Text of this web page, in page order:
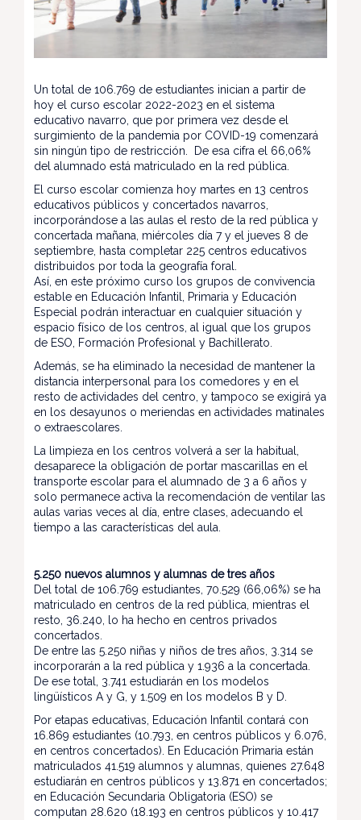
Un total de 106.769 de estudiantes inician a partir de
hoy el curso escolar 2022-2023 en el sistema
educativo navarro, que por primera vez desde el
surgimiento de la pandemia por COVID-19 comenzará
sin ningún tipo de restricción. De esa cifra el 66,06%
del alumnado está matriculado en la red pública.
El curso escolar comienza hoy martes en 13 centros
educativos públicos y concertados navarros,
incorporándose a las aulas el resto de la red pública y
concertada mañana, miércoles día 7 y el jueves 8 de
septiembre, hasta completar 225 centros educativos
distribuidos por toda la geografía foral.
Así, en este próximo curso los grupos de convivencia
estable en Educación Infantil, Primaria y Educación
Especial podrán interactuar en cualquier situación y
espacio físico de los centros, al igual que los grupos
de ESO, Formación Profesional y Bachillerato.
Además, se ha eliminado la necesidad de mantener la
distancia interpersonal para los comedores y en el
resto de actividades del centro, y tampoco se exigirá ya
en los desayunos o meriendas en actividades matinales
o extraescolares.
La limpieza en los centros volverá a ser la habitual,
desaparece la obligación de portar mascarillas en el
transporte escolar para el alumnado de 3 a 6 años y
solo permanece activa la recomendación de ventilar las
aulas varias veces al día, entre clases, adecuando el
tiempo a las características del aula.
5.250 nuevos alumnos y alumnas de tres años
Del total de 106.769 estudiantes, 70.529 (66,06%) se ha
matriculado en centros de la red pública, mientras el
resto, 36.240, lo ha hecho en centros privados
concertados.
De entre las 5.250 niñas y niños de tres años, 3.314 se
incorporarán a la red pública y 1.936 a la concertada.
De ese total, 3.741 estudiarán en los modelos
lingüísticos A y G, y 1.509 en los modelos B y D.
Por etapas educativas, Educación Infantil contará con
16.869 estudiantes (10.793, en centros públicos y 6.076,
en centros concertados). En Educación Primaria están
matriculados 41.519 alumnos y alumnas, quienes 27.648
estudiarán en centros públicos y 13.871 en concertados;
en Educación Secundaria Obligatoria (ESO) se
computan 28.620 (18.193 en centros públicos y 10.417